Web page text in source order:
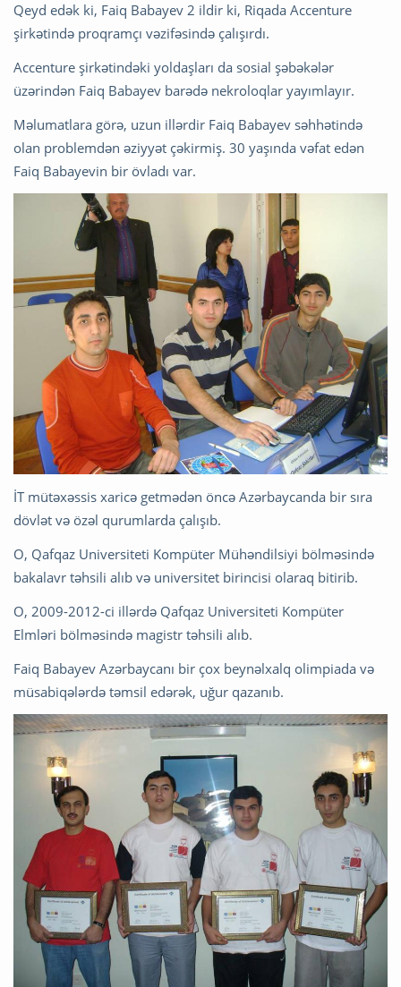
Qeyd edək ki, Faiq Babayev 2 ildir ki, Riqada Accenture
şirkətində proqramçı vəzifəsində çalışırdı.
Accenture şirkətindəki yoldaşları da sosial şəbəkələr
üzərindən Faiq Babayev barədə nekroloqlar yayımlayır.
Məlumatlara görə, uzun illərdir Faiq Babayev səhhətində
olan problemdən əziyyət çəkirmiş. 30 yaşında vəfat edən
Faiq Babayevin bir övladı var.
İT mütəxəssis xaricə getmədən öncə Azərbaycanda bir sıra
dövlət və özəl qurumlarda çalışıb.
O, Qafqaz Universiteti Kompüter Mühəndilsiyi bölməsində
bakalavr təhsili alıb və universitet birincisi olaraq bitirib.
O, 2009-2012-ci illərdə Qafqaz Universiteti Kompüter
Elmləri bölməsində magistr təhsili alıb.
Faiq Babayev Azərbaycanı bir çox beynəlxalq olimpiada və
müsabiqələrdə təmsil edərək, uğur qazanıb.